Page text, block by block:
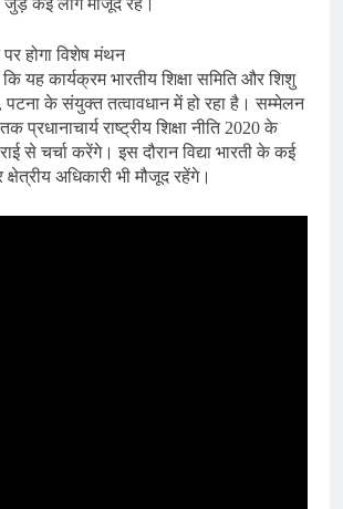
पर होगा विशेष मंथन
यह कार्यक्रम भारतीय शिक्षा समिति और शिशु
पटना के संयुक्त तत्वावधान में हो रहा है। सम्मेलन
प्रधानाचार्य राष्ट्रीय शिक्षा नीति 2020 के
से चर्चा करेंगे। इस दौरान विद्या भारती के कई
अधिकारी भी मौजूद रहेंगे।